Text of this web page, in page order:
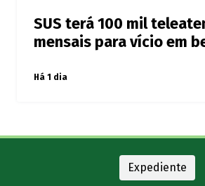
SUS terá 100 mil
mensais para vício em
Há 1 dia
Expediente